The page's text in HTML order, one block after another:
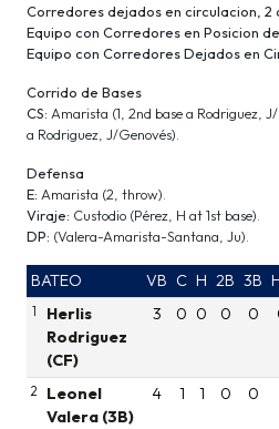
Corredores dejados en circulacion, 2
Equipo con Corredores en Posicion
Equipo con Corredores Dejados en
Corrido de Bases
CS: Amarista (1, 2nd base a Rodriguez,
a Rodriguez, J/Genovés).
Defensa
E: Amarista (2, throw).
Viraje: Custodio (Pérez, H at 1st base).
DP: (Valera-Amarista-Santana, Ju).
BATEO VB C H 2B 3B
1
Herlis
Rodriguez
(CF)
3 0 0 0 0
2
Leonel
Valera (3B)
4 1 1 0 0